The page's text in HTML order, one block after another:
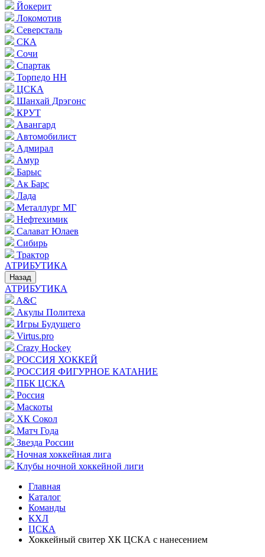
Йокерит
Локомотив
Северсталь
СКА
Сочи
Спартак
Торпедо НН
ЦСКА
Шанхай Дрэгонс
КРУТ
Авангард
Автомобилист
Адмирал
Амур
Барыс
Ак Барс
Лада
Металлург МГ
Нефтехимик
Салават Юлаев
Сибирь
Трактор
АТРИБУТИКА
Назад
АТРИБУТИКА
A&C
Акулы Политеха
Игры Будущего
Virtus.pro
Crazy Hockey
РОССИЯ ХОККЕЙ
РОССИЯ ФИГУРНОЕ КАТАНИЕ
ПБК ЦСКА
Россия
Маскоты
ХК Сокол
Матч Года
Звезда России
Ночная хоккейная лига
Клубы ночной хоккейной лиги
Главная
Каталог
Команды
КХЛ
ЦСКА
Хоккейный свитер ХК ЦСКА с нанесением